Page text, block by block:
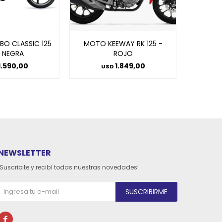
CLASSIC 125
MOTO KEEWAY RK 125 -
ROJO
USD1.849,00
y recibí todas nuestras novedades!
SUSCRIBIRME
